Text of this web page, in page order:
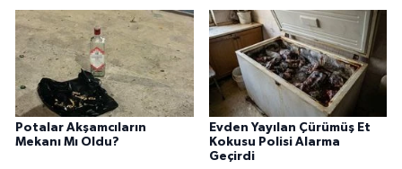
Potalar Akşamcıların
Mekanı Mı Oldu?
Evden Yayılan Çürümüş Et
Kokusu Polisi Alarma
Geçirdi